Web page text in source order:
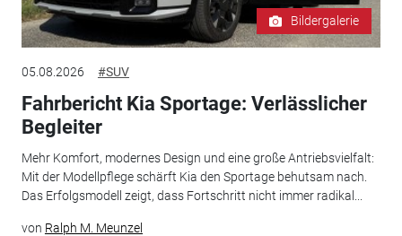
Bildergalerie
05.08.2026 #SUV
Fahrbericht Kia Sportage: Verlässlicher
Begleiter
Mehr Komfort, modernes Design und eine große Antriebsvielfalt:
Mit der Modellpflege schärft Kia den Sportage behutsam nach.
Das Erfolgsmodell zeigt, dass Fortschritt nicht immer radikal...
von Ralph M. Meunzel